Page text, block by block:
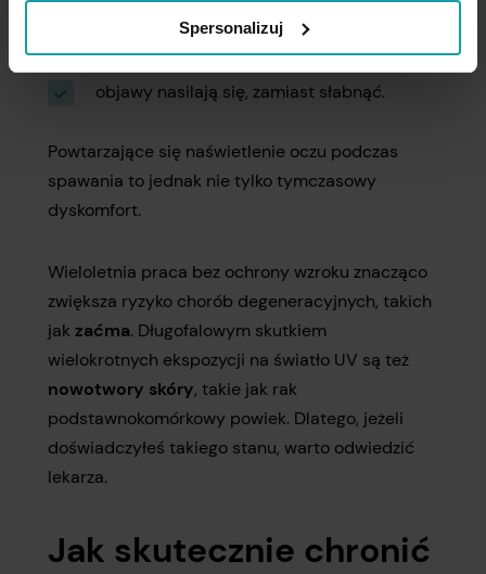
Spersonalizuj
występuje silny obrzęk lub uczucie ciała
obcego w oku,
objawy nasilają się, zamiast słabnąć.
Powtarzające się naświetlenie oczu podczas
spawania to jednak nie tylko tymczasowy
dyskomfort.
Wieloletnia praca bez ochrony wzroku znacząco
zwiększa ryzyko chorób degeneracyjnych, takich
jak zaćma. Długofalowym skutkiem
wielokrotnych ekspozycji na światło UV są też
nowotwory skóry, takie jak rak
podstawnokomórkowy powiek. Dlatego, jeżeli
doświadczyłeś takiego stanu, warto odwiedzić
lekarza.
Jak skutecznie chronić